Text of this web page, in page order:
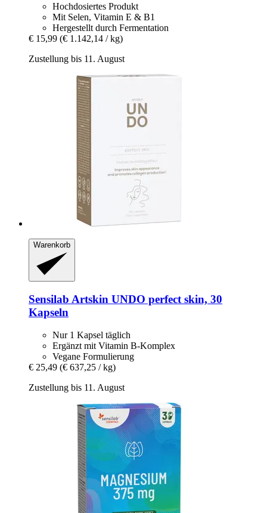
Hochdosiertes Produkt
Mit Selen, Vitamin E & B1
Hergestellt durch Fermentation
€ 15,99 (€ 1.142,14 / kg)
Zustellung bis 11. August
Warenkorb
Sensilab Artskin UNDO perfect skin, 30
Kapseln
Nur 1 Kapsel täglich
Ergänzt mit Vitamin B-Komplex
Vegane Formulierung
€ 25,49 (€ 637,25 / kg)
Zustellung bis 11. August